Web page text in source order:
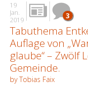
19
Jan.
2019
3
Tabuthema
Auflage von
glaube“ – Zwölf
Gemeinde.
by Tobias Faix